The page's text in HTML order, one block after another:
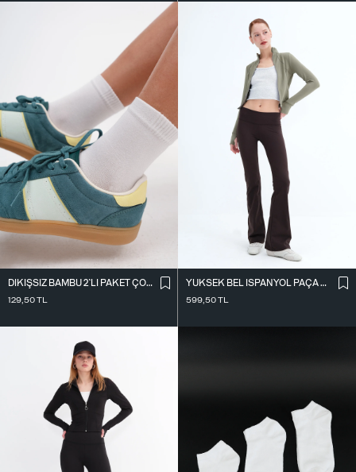
DIKIŞSIZ BAMBU 2`LI PAKET ÇORAP ÇRP3013
129,50TL
YÜKSEK BEL İ̇SPANYOL PAÇA TAYT TYT0048-E10
599,50TL